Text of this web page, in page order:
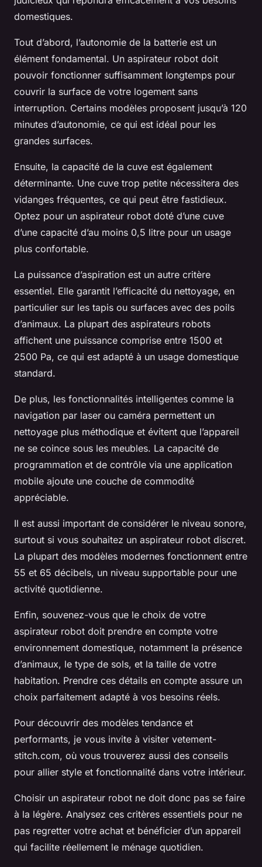
domestiques.
Tout d’abord, l’autonomie de la batterie est un
élément fondamental. Un aspirateur robot doit
pouvoir fonctionner suffisamment longtemps pour
couvrir la surface de votre logement sans
interruption. Certains modèles proposent jusqu’à 120
minutes d’autonomie, ce qui est idéal pour les
grandes surfaces.
Ensuite, la capacité de la cuve est également
déterminante. Une cuve trop petite nécessitera des
vidanges fréquentes, ce qui peut être fastidieux.
Optez pour un aspirateur robot doté d’une cuve
d’une capacité d’au moins 0,5 litre pour un usage
plus confortable.
La puissance d’aspiration est un autre critère
essentiel. Elle garantit l’efficacité du nettoyage, en
particulier sur les tapis ou surfaces avec des poils
d’animaux. La plupart des aspirateurs robots
affichent une puissance comprise entre 1500 et
2500 Pa, ce qui est adapté à un usage domestique
standard.
De plus, les fonctionnalités intelligentes comme la
navigation par laser ou caméra permettent un
nettoyage plus méthodique et évitent que l’appareil
ne se coince sous les meubles. La capacité de
programmation et de contrôle via une application
mobile ajoute une couche de commodité
appréciable.
Il est aussi important de considérer le niveau sonore,
surtout si vous souhaitez un aspirateur robot discret.
La plupart des modèles modernes fonctionnent entre
55 et 65 décibels, un niveau supportable pour une
activité quotidienne.
Enfin, souvenez-vous que le choix de votre
aspirateur robot doit prendre en compte votre
environnement domestique, notamment la présence
d’animaux, le type de sols, et la taille de votre
habitation. Prendre ces détails en compte assure un
choix parfaitement adapté à vos besoins réels.
Pour découvrir des modèles tendance et
performants, je vous invite à visiter vetement-
stitch.com, où vous trouverez aussi des conseils
pour allier style et fonctionnalité dans votre intérieur.
Choisir un aspirateur robot ne doit donc pas se faire
à la légère. Analysez ces critères essentiels pour ne
pas regretter votre achat et bénéficier d’un appareil
qui facilite réellement le ménage quotidien.